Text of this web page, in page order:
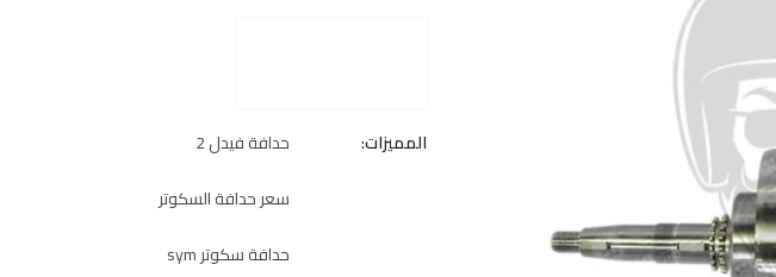
المميزات:
حدافة فيدل 2
سعر حدافة السكوتر
حدافة سكوتر sym